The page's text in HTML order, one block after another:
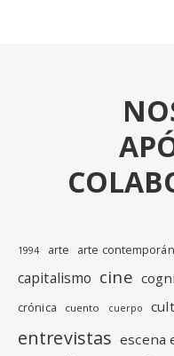
1994 arte arte
capitalismo cine
crónica cuento cuerpo
entrevistas escena